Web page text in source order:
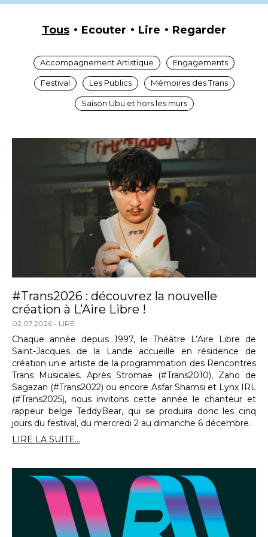
Tous Ecouter Lire Regarder
Accompagnement Artistique Engagements
Festival Les Publics Mémoires des Trans
Saison Ubu et hors les murs
#Trans2026 : découvrez la nouvelle
création à L’Aire Libre !
02.07.2026 LIRE
Chaque année depuis 1997, le Théâtre L’Aire Libre de
Saint-Jacques de la Lande accueille en résidence de
création un·e artiste de la programmation des Rencontres
Trans Musicales. Après Stromae (#Trans2010), Zaho de
Sagazan (#Trans2022) ou encore Asfar Shamsi et Lynx IRL
(#Trans2025), nous invitons cette année le chanteur et
rappeur belge TeddyBear, qui se produira donc les cinq
jours du festival, du mercredi 2 au dimanche 6 décembre.
LIRE LA SUITE...